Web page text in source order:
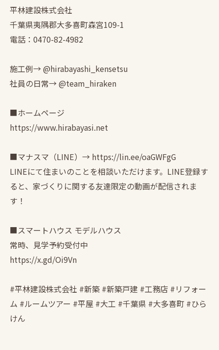
平林建設株式会社
千葉県夷隅郡大多喜町森宮109-1
電話：0470-82-4982
施工例→ @hirabayashi_kensetsu
社員の日常→ @team_hiraken
■ホームページ
https://www.hirabayasi.net
■マナスマ（LINE）→ https://lin.ee/oaGWFgG
LINEにて住まいのことを相談いただけます。LINE登録す
ると、家づくりに関する友達限定の動画が配信されま
す！
■スマートハウス モデルハウス
常時、見学予約受付中
https://x.gd/Oi9Vn
#平林建設株式会社 #新築 #新築戸建 #工務店 #リフォー
ム #ルームツアー #平屋 #大工 #千葉県 #大多喜町 #ひら
けん